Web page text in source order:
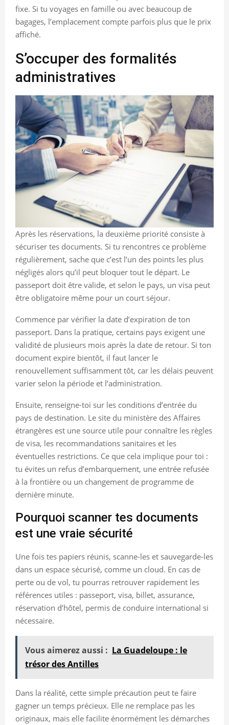
fixe. Si tu voyages en famille ou avec beaucoup de
bagages, l’emplacement compte parfois plus que le prix
affiché.
S’occuper des formalités
administratives
Après les réservations, la deuxième priorité consiste à
sécuriser tes documents. Si tu rencontres ce problème
régulièrement, sache que c’est l’un des points les plus
négligés alors qu’il peut bloquer tout le départ. Le
passeport doit être valide, et selon le pays, un visa peut
être obligatoire même pour un court séjour.
Commence par vérifier la date d’expiration de ton
passeport. Dans la pratique, certains pays exigent une
validité de plusieurs mois après la date de retour. Si ton
document expire bientôt, il faut lancer le
renouvellement suffisamment tôt, car les délais peuvent
varier selon la période et l’administration.
Ensuite, renseigne-toi sur les conditions d’entrée du
pays de destination. Le site du ministère des Affaires
étrangères est une source utile pour connaître les règles
de visa, les recommandations sanitaires et les
éventuelles restrictions. Ce que cela implique pour toi :
tu évites un refus d’embarquement, une entrée refusée
à la frontière ou un changement de programme de
dernière minute.
Pourquoi scanner tes documents
est une vraie sécurité
Une fois tes papiers réunis, scanne-les et sauvegarde-les
dans un espace sécurisé, comme un cloud. En cas de
perte ou de vol, tu pourras retrouver rapidement les
références utiles : passeport, visa, billet, assurance,
réservation d’hôtel, permis de conduire international si
nécessaire.
Vous aimerez aussi : La Guadeloupe : le
trésor des Antilles
Dans la réalité, cette simple précaution peut te faire
gagner un temps précieux. Elle ne remplace pas les
originaux, mais elle facilite énormément les démarches